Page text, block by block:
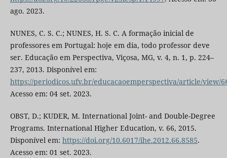
ago. 2023.
NUNES, C. S. C.; NUNES, H. S. C. A formação inicial de
professores em Portugal: hoje em dia, todo professor deve
ser. Educação em Perspectiva, Viçosa, MG, v. 4, n. 1, p. 224–
237, 2013. Disponível em:
https://periodicos.ufv.br/educacaoemperspectiva/article/view/
Acesso em: 04 set. 2023.
OBST, D.; KUDER, M. International Joint- and Double-Degree
Programs. International Higher Education, v. 66, 2015.
Disponível em: https://doi.org/10.6017/ihe.2012.66.8585.
Acesso em: 01 set. 2023.